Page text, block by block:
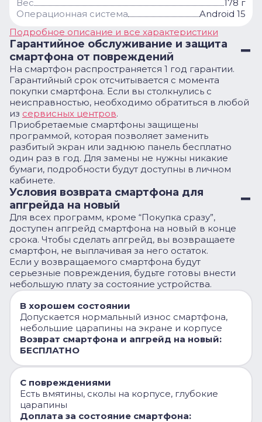
Вес
178 г
Операционная система
Android 15
Подробное описание и все характеристики
Гарантийное обслуживание и защита
смартфона от повреждений
На смартфон распространяется 1 год гарантии.
Гарантийный срок отсчитывается с момента
покупки смартфона. Если вы столкнулись с
неисправностью, необходимо обратиться в любой
из сервисных центров.
Приобретаемые смартфоны защищены
программой, которая позволяет заменить
разбитый экран или заднюю панель бесплатно
один раз в год. Для замены не нужны никакие
бумаги, подробности будут доступны в личном
кабинете.
Условия возврата смартфона для
апгрейда на новый
Для всех программ, кроме “Покупка сразу”,
доступен апгрейд смартфона на новый в конце
срока. Чтобы сделать апгрейд, вы возвращаете
смартфон, не выплачивая за него остаток.
Если у возвращаемого смартфона будут
серьезные повреждения, будьте готовы внести
небольшую плату за состояние устройства.
В хорошем состоянии
Допускается нормальный износ смартфона,
небольшие царапины на экране и корпусе
Возврат смартфона и апгрейд на новый:
БЕСПЛАТНО
С повреждениями
Есть вмятины, сколы на корпусе, глубокие
царапины
Доплата за состояние смартфона: